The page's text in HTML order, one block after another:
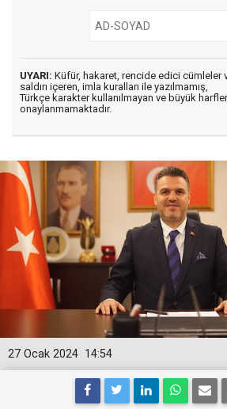
UYARI: Küfür, hakaret, rencide edici cümleler
saldırı içeren, imla kuralları ile yazılmamış,
Türkçe karakter kullanılmayan ve büyük
onaylanmamaktadır.
14:54
27 Ocak 2024